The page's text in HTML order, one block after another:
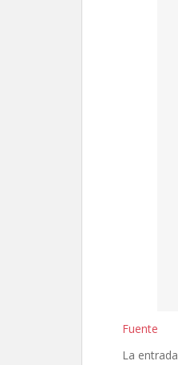
Fuente
La entrada